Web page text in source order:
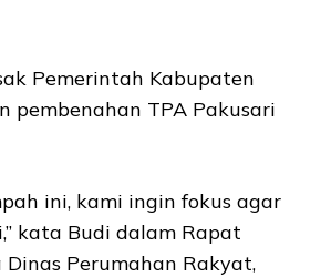
Pemerintah Kabupaten
pembenahan TPA Pakusari
ini, kami ingin fokus agar
kata Budi dalam Rapat
Perumahan Rakyat,